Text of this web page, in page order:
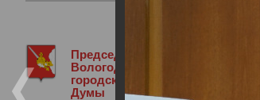
Председатель
Вологодской
городской
Думы